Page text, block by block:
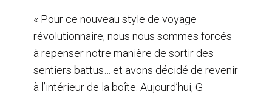
« Pour ce nouveau style de voyage
révolutionnaire, nous nous sommes forcés
à repenser notre manière de sortir des
sentiers battus… et avons décidé de revenir
à l’intérieur de la boîte. Aujourd’hui, G